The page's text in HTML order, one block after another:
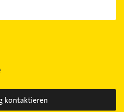
kontaktieren